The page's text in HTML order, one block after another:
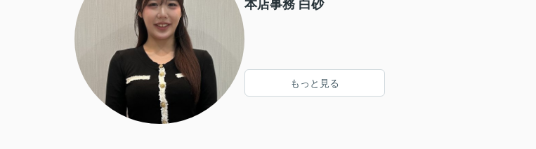
本店事務 白砂
もっと見る